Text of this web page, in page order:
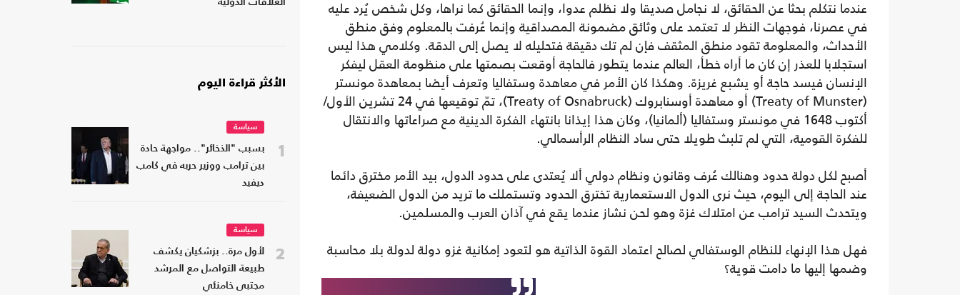
عندما نتكلم بحثا عن الحقائق، لا نجامل صديقا ولا نظلم عدوا، وإنما الحقائق كما نراها، وكل شخص يُرد عليه
في عصرنا، فوجهات النظر لا تعتمد على وثائق مضمونة المصداقية وإنما عُرفت بالمعلوم وفق منطق
الأحداث، والمعلومة تقود منطق المثقف فإن لم تك دقيقة فتحليله لا يصل إلى الدقة. وكلامي هذا ليس
استجلابا للعذر إن كان ما أراه خطأ، العالم عندما يتطور فالحاجة أوقعت بصمتها على منظومة العقل ليفكر
الإنسان فيسد حاجة أو يشبع غريزة. وهكذا كان الأمر في معاهدة وستفاليا وتعرف أيضا بمعاهدة مونستر
(Treaty of Munster) أو معاهدة أوسنابروك (Treaty of Osnabruck)، تمّ توقيعها في 24 تشرين الأول/
أكتوب 1648 في مونستر وستفاليا (ألمانيا)، وكان هذا إيذانا بانتهاء الفكرة الدينية مع صراعاتها والانتقال
للفكرة القومية، التي لم تلبث طويلا حتى ساد النظام الرأسمالي.
أصبح لكل دولة حدود وهنالك عُرف وقانون ونظام دولي ألا يُعتدى على حدود الدول، بيد الأمر مخترق دائما
عند الحاجة إلى اليوم، حيث نرى الدول الاستعمارية تخترق الحدود وتستملك ما تريد من الدول الضعيفة،
ويتحدث السيد ترامب عن امتلاك غزة وهو لحن نشاز عندما يقع في آذان العرب والمسلمين.
فهل هذا الإنهاء للنظام الوستفالي لصالح اعتماد القوة الذاتية هو لتعود إمكانية غزو دولة لدولة بلا محاسبة
وضمها إليها ما دامت قوية؟
العلاقات الدولية
الأكثر قراءة اليوم
1
سياسة
بسبب "الذخائر".. مواجهة حادة
بين ترامب ووزير حربه في كامب
ديفيد
2
سياسة
لأول مرة.. بزشكيان يكشف
طبيعة التواصل مع المرشد
مجتبى خامنئي